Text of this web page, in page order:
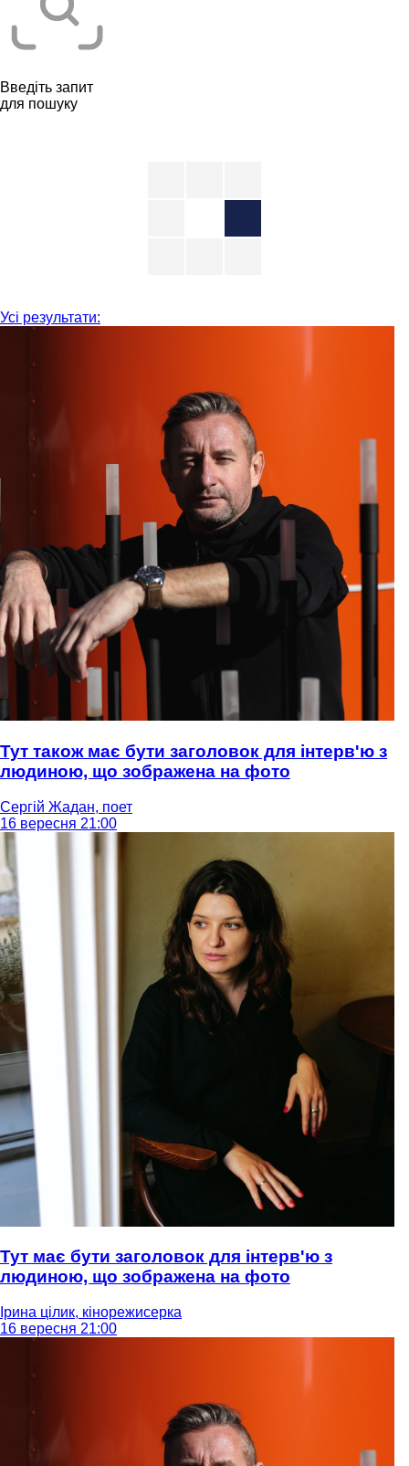
Введіть запит
для пошуку
Усі результати:
Тут також має бути заголовок для інтерв'ю з
людиною, що зображена на фото
Сергій Жадан, поет
16 вересня 21:00
Тут має бути заголовок для інтерв'ю з
людиною, що зображена на фото
Ірина цілик, кінорежисерка
16 вересня 21:00